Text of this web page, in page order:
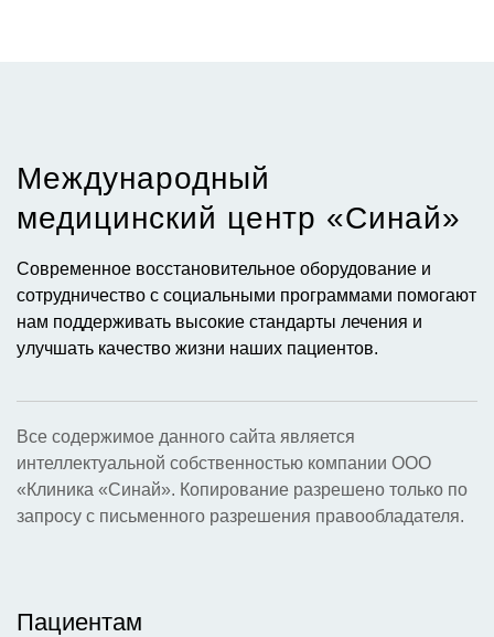
Международный
медицинский центр «Синай»​
Современное восстановительное оборудование и
сотрудничество с социальными программами помогают
нам поддерживать высокие стандарты лечения и
улучшать качество жизни наших пациентов.
Все содержимое данного сайта является
интеллектуальной собственностью компании ООО
«Клиника «Синай». Копирование разрешено только по
запросу с письменного разрешения правообладателя.
Пациентам